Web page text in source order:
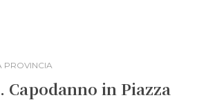
PROVINCIA
Capodanno in Piazza